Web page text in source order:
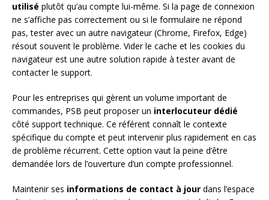
utilisé plutôt qu’au compte lui-même. Si la page de connexion
ne s’affiche pas correctement ou si le formulaire ne répond
pas, tester avec un autre navigateur (Chrome, Firefox, Edge)
résout souvent le problème. Vider le cache et les cookies du
navigateur est une autre solution rapide à tester avant de
contacter le support.
Pour les entreprises qui gèrent un volume important de
commandes, PSB peut proposer un interlocuteur dédié
côté support technique. Ce référent connaît le contexte
spécifique du compte et peut intervenir plus rapidement en cas
de problème récurrent. Cette option vaut la peine d’être
demandée lors de l’ouverture d’un compte professionnel.
Maintenir ses informations de contact à jour dans l’espace